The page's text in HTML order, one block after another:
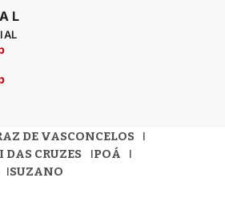
DE VASCONCELOS
DAS CRUZES
POÁ
SUZANO